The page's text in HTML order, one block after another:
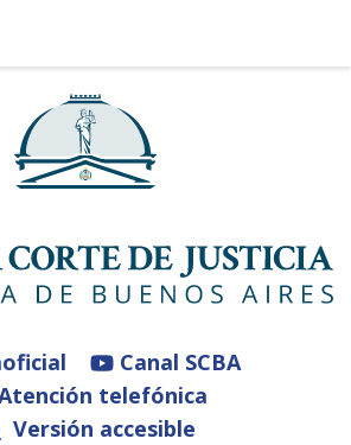
Canal SCBA
telefónica
Versión accesible